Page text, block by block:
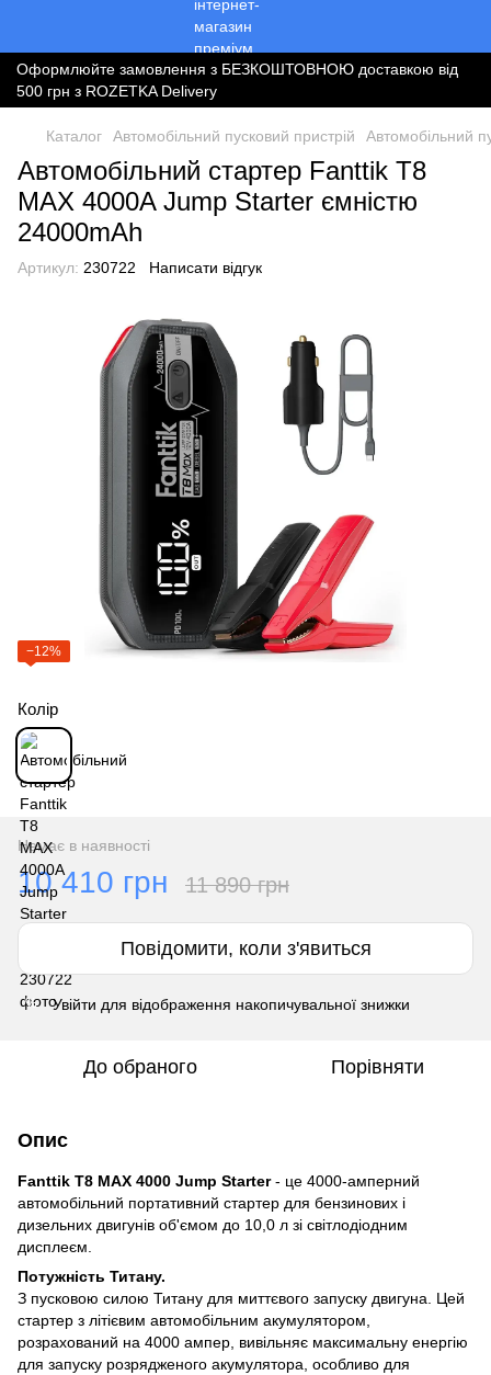
Оформлюйте замовлення з БЕЗКОШТОВНОЮ доставкою від
500 грн з ROZETKA Delivery
Каталог Автомобільний пусковий пристрій Автомобільний
Автомобільний стартер Fanttik T8
MAX 4000A Jump Starter ємністю
24000mAh
Артикул: 230722 Написати відгук
−12%
Колір
Немає в наявності
10 410 грн 11 890 грн
Повідомити, коли з'явиться
% Увійти для відображення накопичувальної знижки
До обраного Порівняти
Опис
Fanttik T8 MAX 4000 Jump Starter- це 4000-амперний
автомобільний портативний стартер для бензинових і
дизельних двигунів об'ємом до 10,0 л зі світлодіодним
дисплеєм.
Потужність Титану.
З пусковою силою Титану для миттєвого запуску двигуна. Цей
стартер з літієвим автомобільним акумулятором,
розрахований на 4000 ампер, вивільняє максимальну енергію
для запуску розрядженого акумулятора, особливо для